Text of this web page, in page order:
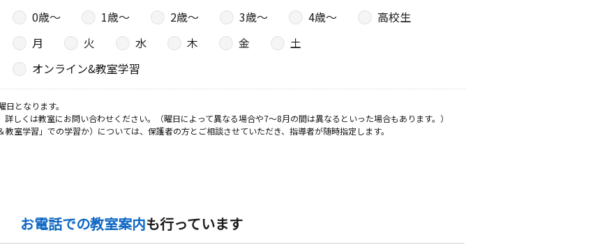
0歳〜 1歳〜 2歳〜 3歳〜 4歳〜
高校生
月 火 水 木 金
土
オンライン&教室学習
となります。
しくは教室にお問い合わせください。（曜日によって異なる場合や7～8月の間は異なるといった場合もあります。）
室学習」での学習か）については、保護者の方とご相談させていただき、指導者が随時指定します。
お電話での教室案内も行っています